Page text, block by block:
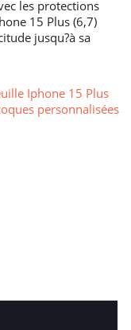
les protections
15 Plus (6,7)
jusqu?à sa
Iphone 15 Plus
personnalisées